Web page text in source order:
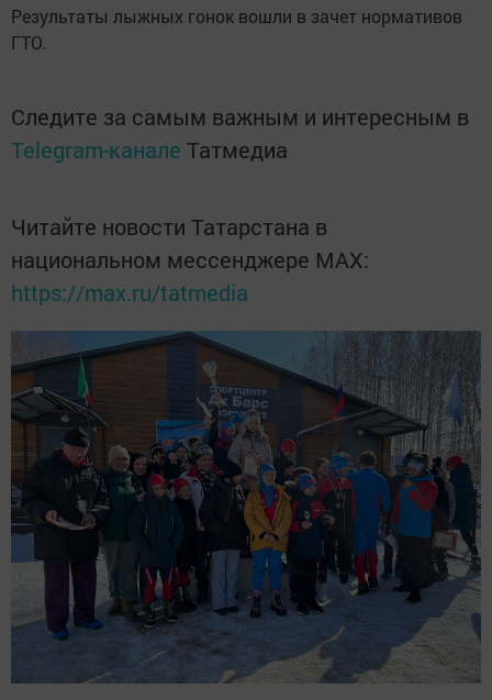
Результаты лыжных гонок вошли в зачет нормативов
ГТО.
Следите за самым важным и интересным в
Telegram-канале Татмедиа
Читайте новости Татарстана в
национальном мессенджере MАХ:
https://max.ru/tatmedia